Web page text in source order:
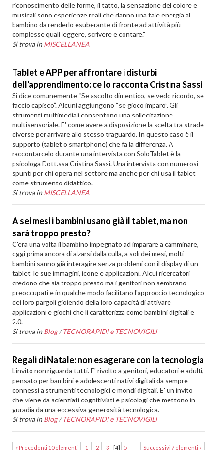
riconoscimento delle forme, il tatto, la sensazione del colore e
musicali sono esperienze reali che danno una tale energia al
bambino da renderlo esuberante di fronte ad attività più
complesse quali leggere, scrivere e contare."
Si trova in MISCELLANEA
Tablet e APP per affrontare i disturbi
dell'apprendimento: ce lo racconta Cristina Sassi
Si dice comunemente “Se ascolto dimentico, se vedo ricordo, se
faccio capisco”. Alcuni aggiungono “se gioco imparo”. Gli
strumenti multimediali consentono una sollecitazione
multisensoriale. E' come avere a disposizione la scelta tra strade
diverse per arrivare allo stesso traguardo. In questo caso è il
supporto (tablet o smartphone) che fa la differenza. A
raccontarcelo durante una intervista con SoloTablet è la
psicologa Dott.ssa Cristina Sassi. Una intervista con numerosi
spunti per chi opera nel settore ma anche per chi usa il tablet
come strumento didattico.
Si trova in MISCELLANEA
A sei mesi i bambini usano già il tablet, ma non
sarà troppo presto?
C'era una volta il bambino impegnato ad imparare a camminare,
oggi prima ancora di alzarsi dalla culla, a soli dei mesi, molti
bambini sanno già interagire senza problemi con il display di un
tablet, le sue immagini, icone e applicazioni. Alcui ricercatori
credono che sia troppo presto ma i genitori non sembrano
preoccupati e in qualche modo facilitano l'approccio tecnologico
dei loro pargoli gioiendo della loro capacità di attivare
applicazioni e giochi che li caratterizza come bambini digitali e
2.0.
Si trova in Blog /TECNORAPIDI e TECNOVIGILI
Regali di Natale: non esagerare con la tecnologia
L'invito non riguarda tutti. E' rivolto a genitori, educatori e adulti,
pensato per bambini e adolescenti nativi digitali da sempre
connessi a strumenti tecnologici e mondi digitali. E' un invito
che viene da scienziati cognitivisti e psicologi che mettono in
guradia da una eccessiva generosità tecnologica.
Si trova in Blog /TECNORAPIDI e TECNOVIGILI
« Precedenti 10 elementi Successivi 7 elementi »
1 2 3 [4] 5